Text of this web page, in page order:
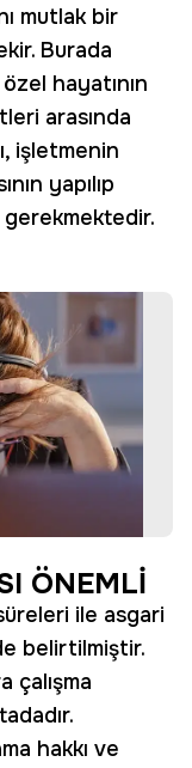
mutlak bir
Burada
hayatının
arasında
işletmenin
yapılıp
gerekmektedir.
ÖNEMLİ
ile asgari
belirtilmiştir.
çalışma
hakkı ve